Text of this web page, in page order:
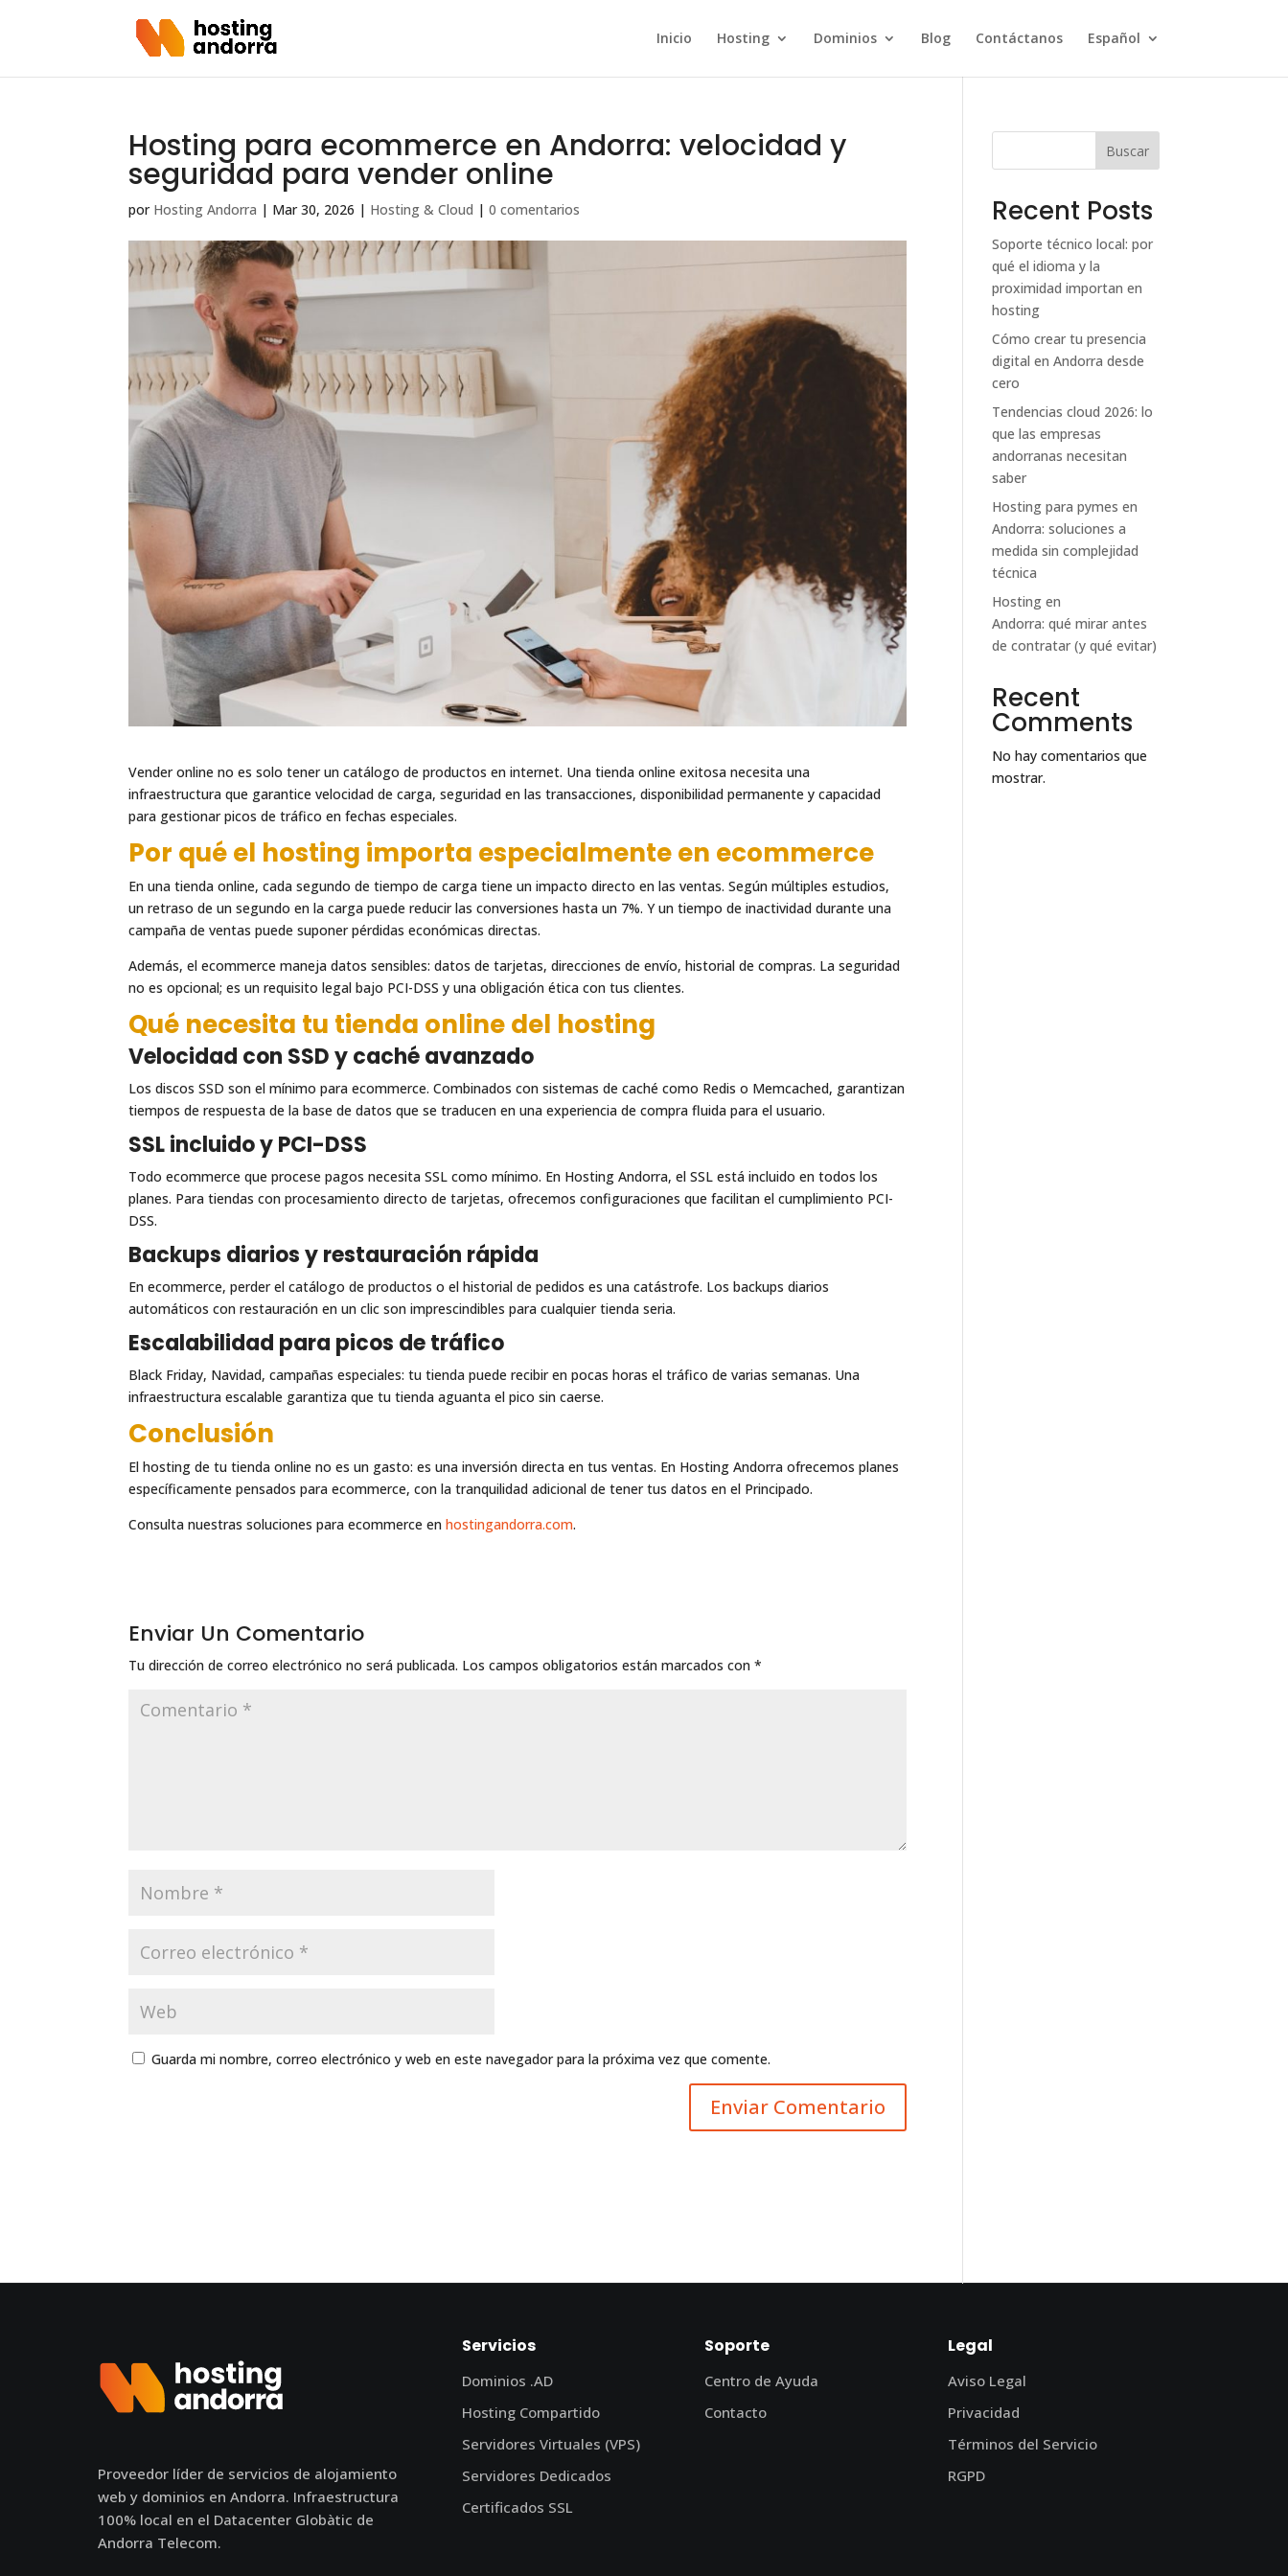
Inicio Hosting Dominios Blog Contáctanos Español
Hosting para ecommerce en Andorra: velocidad y
seguridad para vender online
por Hosting Andorra | Mar 30, 2026 | Hosting & Cloud |0 comentarios
Vender online no es solo tener un catálogo de productos en internet. Una tienda online exitosa necesita una
infraestructura que garantice velocidad de carga, seguridad en las transacciones, disponibilidad permanente y capacidad
para gestionar picos de tráfico en fechas especiales.
Por qué el hosting importa especialmente en ecommerce
En una tienda online, cada segundo de tiempo de carga tiene un impacto directo en las ventas. Según múltiples estudios,
un retraso de un segundo en la carga puede reducir las conversiones hasta un 7%. Y un tiempo de inactividad durante una
campaña de ventas puede suponer pérdidas económicas directas.
Además, el ecommerce maneja datos sensibles: datos de tarjetas, direcciones de envío, historial de compras. La seguridad
no es opcional; es un requisito legal bajo PCI-DSS y una obligación ética con tus clientes.
Qué necesita tu tienda online del hosting
Velocidad con SSD y caché avanzado
Los discos SSD son el mínimo para ecommerce. Combinados con sistemas de caché como Redis o Memcached, garantizan
tiempos de respuesta de la base de datos que se traducen en una experiencia de compra fluida para el usuario.
SSL incluido y PCI-DSS
Todo ecommerce que procese pagos necesita SSL como mínimo. En Hosting Andorra, el SSL está incluido en todos los
planes. Para tiendas con procesamiento directo de tarjetas, ofrecemos configuraciones que facilitan el cumplimiento PCI-
DSS.
Backups diarios y restauración rápida
En ecommerce, perder el catálogo de productos o el historial de pedidos es una catástrofe. Los backups diarios
automáticos con restauración en un clic son imprescindibles para cualquier tienda seria.
Escalabilidad para picos de tráfico
Black Friday, Navidad, campañas especiales: tu tienda puede recibir en pocas horas el tráfico de varias semanas. Una
infraestructura escalable garantiza que tu tienda aguanta el pico sin caerse.
Conclusión
El hosting de tu tienda online no es un gasto: es una inversión directa en tus ventas. En Hosting Andorra ofrecemos planes
específicamente pensados para ecommerce, con la tranquilidad adicional de tener tus datos en el Principado.
Consulta nuestras soluciones para ecommerce enhostingandorra.com.
Enviar Un Comentario
Tu dirección de correo electrónico no será publicada. Los campos obligatorios están marcados con*
Guarda mi nombre, correo electrónico y web en este navegador para la próxima vez que comente.
Buscar
Recent Posts
Soporte técnico local: por
qué el idioma y la
proximidad importan en
hosting
Cómo crear tu presencia
digital en Andorra desde
cero
Tendencias cloud 2026: lo
que las empresas
andorranas necesitan
saber
Hosting para pymes en
Andorra: soluciones a
medida sin complejidad
técnica
Hosting en
Andorra: qué mirar antes
de contratar (y qué evitar)
Recent
Comments
No hay comentarios que
mostrar.
Proveedor líder de servicios de alojamiento
web y dominios en Andorra. Infraestructura
100% local en el Datacenter Globàtic de
Andorra Telecom.
Servicios
Dominios .AD
Hosting Compartido
Servidores Virtuales (VPS)
Servidores Dedicados
Certificados SSL
Soporte
Centro de Ayuda
Contacto
Legal
Aviso Legal
Privacidad
Términos del Servicio
RGPD